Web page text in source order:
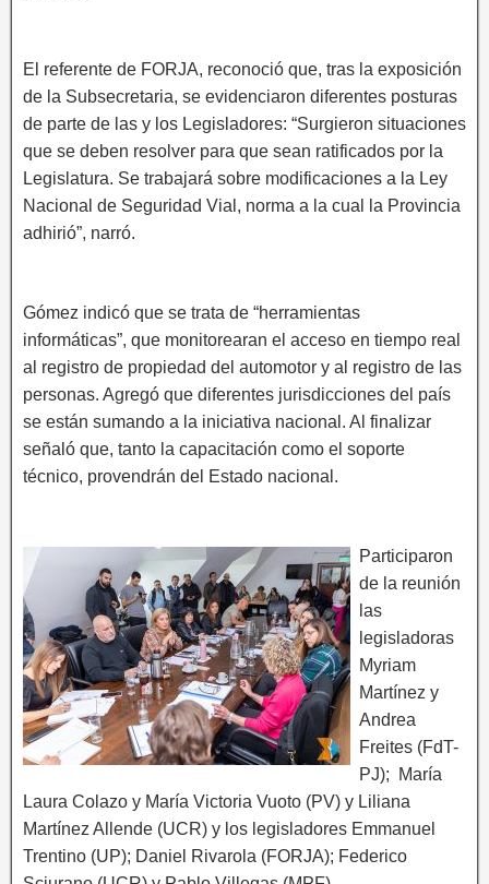
El referente de FORJA, reconoció que, tras la exposición
de la Subsecretaria, se evidenciaron diferentes posturas
de parte de las y los Legisladores: “Surgieron situaciones
que se deben resolver para que sean ratificados por la
Legislatura. Se trabajará sobre modificaciones a la Ley
Nacional de Seguridad Vial, norma a la cual la Provincia
adhirió”, narró.
Gómez indicó que se trata de “herramientas
informáticas”, que monitorearan el acceso en tiempo real
al registro de propiedad del automotor y al registro de las
personas. Agregó que diferentes jurisdicciones del país
se están sumando a la iniciativa nacional. Al finalizar
señaló que, tanto la capacitación como el soporte
técnico, provendrán del Estado nacional.
Participaron
de la reunión
las
legisladoras
Myriam
Martínez y
Andrea
Freites (FdT-
PJ); María
Laura Colazo y María Victoria Vuoto (PV) y Liliana
Martínez Allende (UCR) y los legisladores Emmanuel
Trentino (UP); Daniel Rivarola (FORJA); Federico